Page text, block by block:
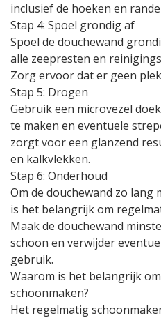
inclusief de hoeken en
Stap 4: Spoel grondig af
Spoel de douchewand
alle zeepresten en
Zorg ervoor dat er geen
Stap 5: Drogen
Gebruik een microvezel
te maken en eventuele
zorgt voor een glanzend
en kalkvlekken.
Stap 6: Onderhoud
Om de douchewand zo
is het belangrijk om
Maak de douchewand
schoon en verwijder
gebruik.
Waarom is het belangrijk
schoonmaken?
Het regelmatig